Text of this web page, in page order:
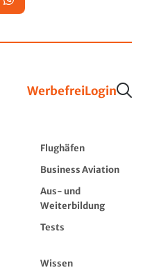
WerbefreiLogin
Flughäfen
Business Aviation
Aus- und
Weiterbildung
Tests
Wissen